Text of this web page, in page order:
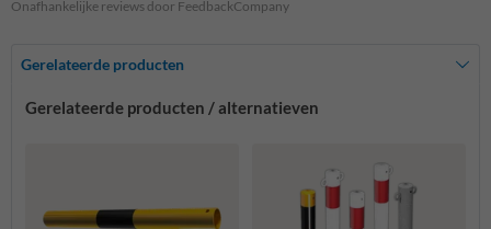
Onafhankelijke reviews door FeedbackCompany
Gerelateerde producten
Gerelateerde producten / alternatieven